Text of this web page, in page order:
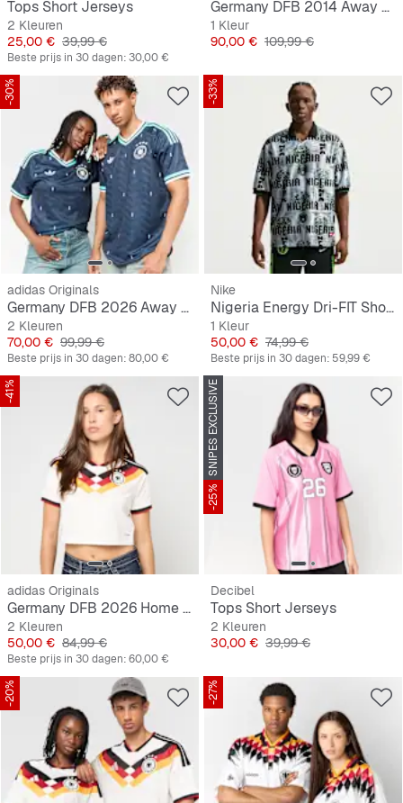
Tops Short Jerseys
2 Kleuren
Prijs
25,00 € Originele Prijs
39,99 €
Beste prijs in 30 dagen:30,00 €
Germany DFB 2014 Away Jersey
1 Kleur
Prijs
90,00 € Originele Prijs
109,99 €
-30%
adidas Originals
Germany DFB 2026 Away Jersey
2 Kleuren
Prijs
70,00 € Originele Prijs
99,99 €
Beste prijs in 30 dagen:80,00 €
-33%
Nike
Nigeria Energy Dri-FIT Short-Sleeve Soccer Top
1 Kleur
Prijs
50,00 € Originele Prijs
74,99 €
Beste prijs in 30 dagen: 59,99 €
-41%
adidas Originals
Germany DFB 2026 Home Jersey, cropped
2 Kleuren
Prijs
50,00 € Originele Prijs
84,99 €
Beste prijs in 30 dagen:60,00 €
SNIPES EXCLUSIVE
-25%
Decibel
Tops Short Jerseys
2 Kleuren
Prijs
30,00 € Originele Prijs
39,99 €
-20% -27%